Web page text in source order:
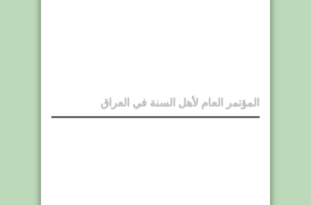
المؤتمر العام لأهل السنة في العراق